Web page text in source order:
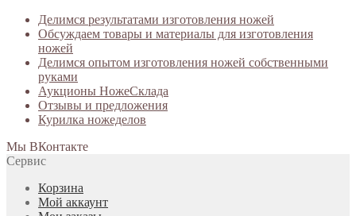
Делимся результатами изготовления ножей
Обсуждаем товары и материалы для изготовления
ножей
Делимся опытом изготовления ножей собственными
руками
Аукционы НожеСклада
Отзывы и предложения
Курилка ножеделов
Мы ВКонтакте
Сервис
Корзина
Мой аккаунт